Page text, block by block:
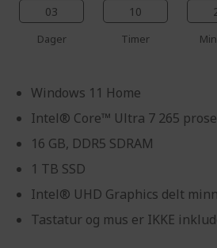
03
Dager
10
Timer
Windows 11 Home
Intel® Core™ Ultra 7 265
16 GB, DDR5 SDRAM
1 TB SSD
Intel® UHD Graphics delt
Tastatur og mus er IKKE